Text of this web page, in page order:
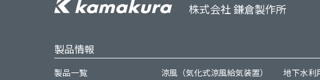
株式会社 鎌倉製作所
製品情報
製品一覧
涼風（気化式涼風給気装置）
地下水利